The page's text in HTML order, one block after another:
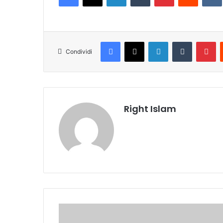
Condividi
Right Islam